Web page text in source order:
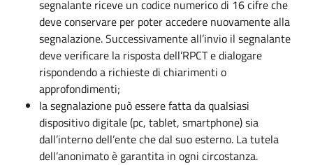
segnalante riceve un codice numerico di 16 cifre che
deve conservare per poter accedere nuovamente alla
segnalazione. Successivamente all’invio il segnalante
deve verificare la risposta dell’RPCT e dialogare
rispondendo a richieste di chiarimenti o
approfondimenti;
la segnalazione può essere fatta da qualsiasi
dispositivo digitale (pc, tablet, smartphone) sia
dall’interno dell’ente che dal suo esterno. La tutela
dell’anonimato è garantita in ogni circostanza.